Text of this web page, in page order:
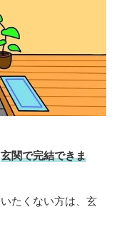
玄関で完結できま
たくない方は、玄